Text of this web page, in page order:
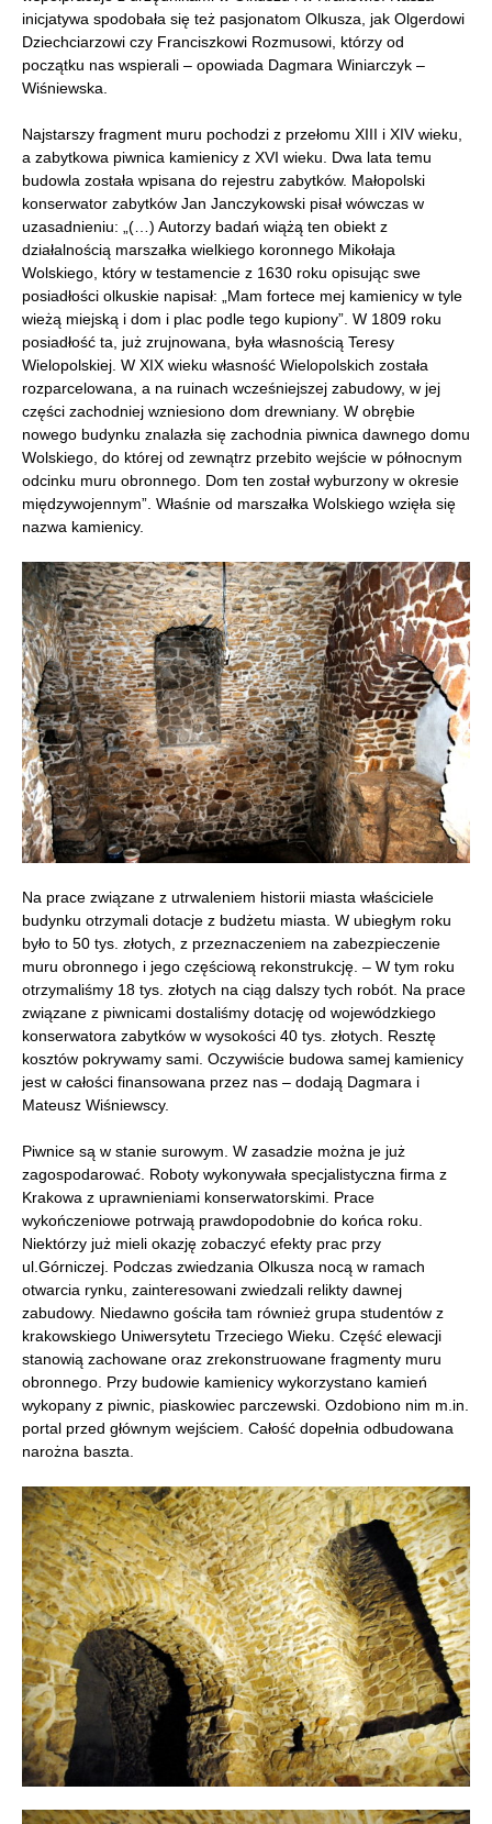
inicjatywa spodobała się też pasjonatom Olkusza, jak Olgerdowi
Dziechciarzowi czy Franciszkowi Rozmusowi, którzy od
początku nas wspierali – opowiada Dagmara Winiarczyk –
Wiśniewska.
Najstarszy fragment muru pochodzi z przełomu XIII i XIV wieku,
a zabytkowa piwnica kamienicy z XVI wieku. Dwa lata temu
budowla została wpisana do rejestru zabytków. Małopolski
konserwator zabytków Jan Janczykowski pisał wówczas w
uzasadnieniu: „(…) Autorzy badań wiążą ten obiekt z
działalnością marszałka wielkiego koronnego Mikołaja
Wolskiego, który w testamencie z 1630 roku opisując swe
posiadłości olkuskie napisał: „Mam fortece mej kamienicy w tyle
wieżą miejską i dom i plac podle tego kupiony”. W 1809 roku
posiadłość ta, już zrujnowana, była własnością Teresy
Wielopolskiej. W XIX wieku własność Wielopolskich została
rozparcelowana, a na ruinach wcześniejszej zabudowy, w jej
części zachodniej wzniesiono dom drewniany. W obrębie
nowego budynku znalazła się zachodnia piwnica dawnego domu
Wolskiego, do której od zewnątrz przebito wejście w północnym
odcinku muru obronnego. Dom ten został wyburzony w okresie
międzywojennym”. Właśnie od marszałka Wolskiego wzięła się
nazwa kamienicy.
Na prace związane z utrwaleniem historii miasta właściciele
budynku otrzymali dotacje z budżetu miasta. W ubiegłym roku
było to 50 tys. złotych, z przeznaczeniem na zabezpieczenie
muru obronnego i jego częściową rekonstrukcję. – W tym roku
otrzymaliśmy 18 tys. złotych na ciąg dalszy tych robót. Na prace
związane z piwnicami dostaliśmy dotację od wojewódzkiego
konserwatora zabytków w wysokości 40 tys. złotych. Resztę
kosztów pokrywamy sami. Oczywiście budowa samej kamienicy
jest w całości finansowana przez nas – dodają Dagmara i
Mateusz Wiśniewscy.
Piwnice są w stanie surowym. W zasadzie można je już
zagospodarować. Roboty wykonywała specjalistyczna firma z
Krakowa z uprawnieniami konserwatorskimi. Prace
wykończeniowe potrwają prawdopodobnie do końca roku.
Niektórzy już mieli okazję zobaczyć efekty prac przy
ul.Górniczej. Podczas zwiedzania Olkusza nocą w ramach
otwarcia rynku, zainteresowani zwiedzali relikty dawnej
zabudowy. Niedawno gościła tam również grupa studentów z
krakowskiego Uniwersytetu Trzeciego Wieku. Część elewacji
stanowią zachowane oraz zrekonstruowane fragmenty muru
obronnego. Przy budowie kamienicy wykorzystano kamień
wykopany z piwnic, piaskowiec parczewski. Ozdobiono nim m.in.
portal przed głównym wejściem. Całość dopełnia odbudowana
narożna baszta.